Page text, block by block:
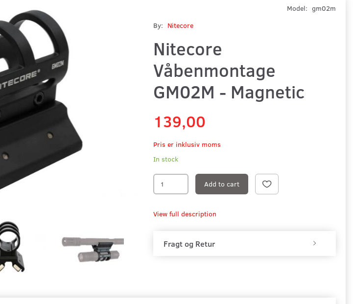
Model: gm02m
By: Nitecore
Nitecore
Våbenmontage
GM02M - Magnetic
139,00
Pris er inklusiv moms
In stock
Add to cart
View full description
Fragt og Retur